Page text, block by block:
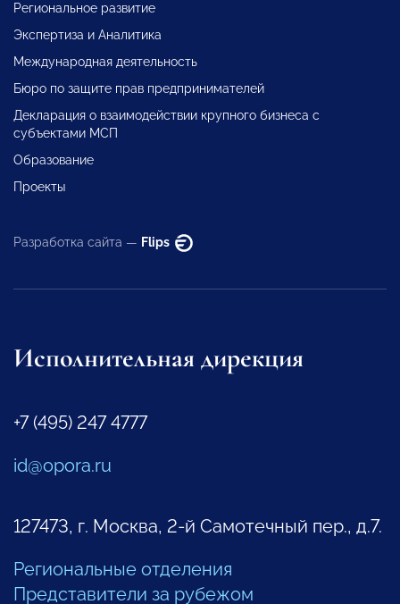
Региональное развитие
Экспертиза и Аналитика
Международная деятельность
Бюро по защите прав предпринимателей
Декларация о взаимодействии крупного бизнеса с
субъектами МСП
Образование
Проекты
Разработка сайта — Flips
Исполнительная дирекция
+7 (495) 247 4777
id@opora.ru
127473, г. Москва, 2-й Самотечный пер., д.7.
Региональные отделения
Представители за рубежом